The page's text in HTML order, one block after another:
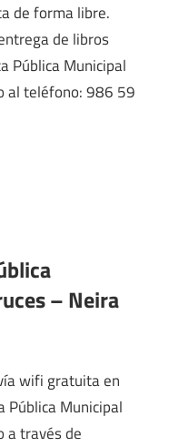
de forma libre.
de libros
Pública Municipal
al teléfono: 986 59
– Neira
wifi gratuita en
Pública Municipal
a través de